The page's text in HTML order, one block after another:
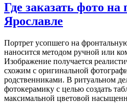
Где заказать фото
Ярославле
Портрет усопшего на
наносится методом ручной или
Изображение получается
схожим с оригинальной
родственниками. В ритуальном
фотокерамику с целью создать
максимальной цветовой